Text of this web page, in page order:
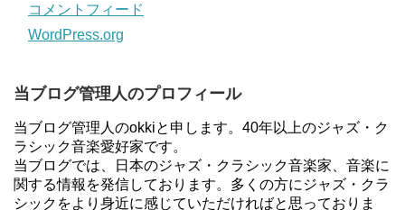
コメントフィード
WordPress.org
当ブログ管理人のプロフィール
当ブログ管理人のokkiと申します。40年以上のジャズ・ク
ラシック音楽愛好家です。
当ブログでは、日本のジャズ・クラシック音楽家、音楽に
関する情報を発信しております。多くの方にジャズ・クラ
シックをより身近に感じていただければと思っておりま